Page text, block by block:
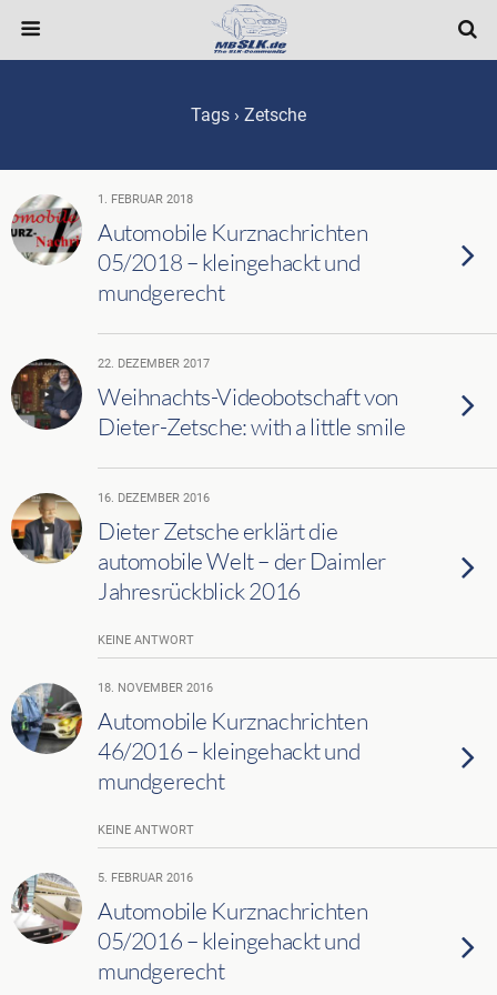
Tags › Zetsche
1. FEBRUAR 2018
Automobile Kurznachrichten
05/2018 – kleingehackt und
mundgerecht
22. DEZEMBER 2017
Weihnachts-Videobotschaft von
Dieter-Zetsche: with a little smile
16. DEZEMBER 2016
Dieter Zetsche erklärt die
automobile Welt – der Daimler
Jahresrückblick 2016
KEINE ANTWORT
18. NOVEMBER 2016
Automobile Kurznachrichten
46/2016 – kleingehackt und
mundgerecht
KEINE ANTWORT
5. FEBRUAR 2016
Automobile Kurznachrichten
05/2016 – kleingehackt und
mundgerecht